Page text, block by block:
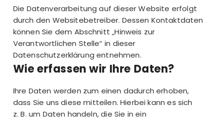
Die Datenverarbeitung auf dieser Website erfolgt
durch den Websitebetreiber. Dessen Kontaktdaten
können Sie dem Abschnitt „Hinweis zur
Verantwortlichen Stelle“ in dieser
Datenschutzerklärung entnehmen.
Wie erfassen wir Ihre Daten?
Ihre Daten werden zum einen dadurch erhoben,
dass Sie uns diese mitteilen. Hierbei kann es sich
z. B. um Daten handeln, die Sie in ein